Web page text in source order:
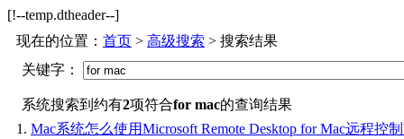
[!--temp.dtheader--]
现在的位置： 首页 > 高级搜索 > 搜索结果
关键字：
系统搜索到约有2项符合for mac的查询结果
1. Mac系统怎么使用Microsoft Remote Desktop for Mac远程控